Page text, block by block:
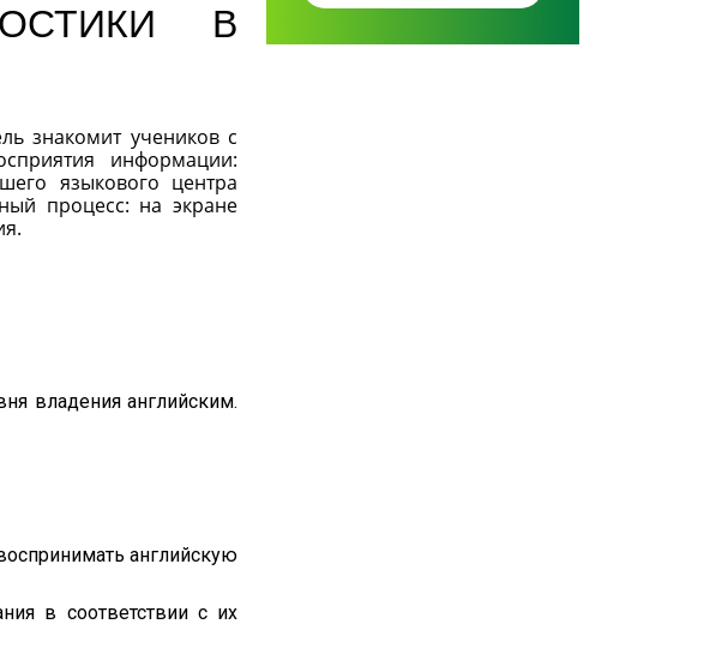
В
знакомит учеников с
информации:
языкового центра
процесс: на экране
владения английским.
английскую
в соответствии с их